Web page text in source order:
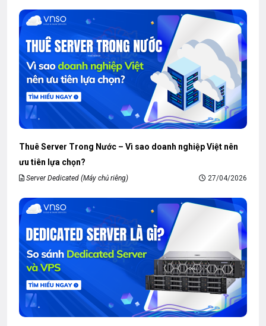
Thuê Server Trong Nước – Vì sao doanh nghiệp Việt nên
ưu tiên lựa chọn?
Server Dedicated (Máy chủ riêng) 27/04/2026